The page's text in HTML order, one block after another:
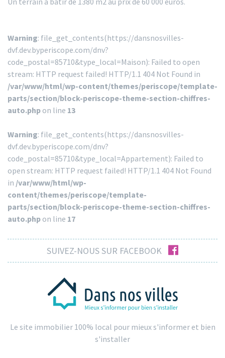
Warning: file_get_contents(https://dansnosvilles-
dvf.dev.byperiscope.com/dnv?
code_postal=85710&type_local=Maison): Failed to open
stream: HTTP request failed! HTTP/1.1 404 Not Found in
/var/www/html/wp-content/themes/periscope/template-
parts/section/block-periscope-theme-section-chiffres-
auto.php on line 13
Warning: file_get_contents(https://dansnosvilles-
dvf.dev.byperiscope.com/dnv?
code_postal=85710&type_local=Appartement): Failed to
open stream: HTTP request failed! HTTP/1.1 404 Not Found
in /var/www/html/wp-
content/themes/periscope/template-
parts/section/block-periscope-theme-section-chiffres-
auto.php on line 17
SUIVEZ-NOUS SUR FACEBOOK facebook
Le site immobilier 100% local pour mieux s'informer et bien
s'installer